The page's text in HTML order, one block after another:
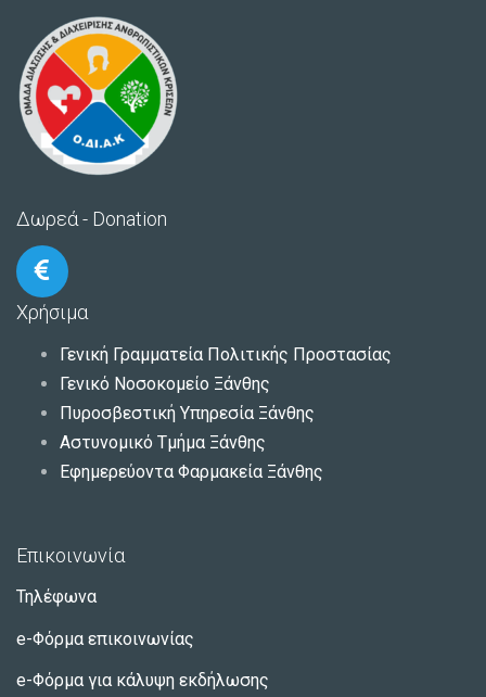
Δωρεά - Donation
Χρήσιμα
Γενική Γραμματεία Πολιτικής Προστασίας
Γενικό Νοσοκομείο Ξάνθης
Πυροσβεστική Υπηρεσία Ξάνθης
Αστυνομικό Τμήμα Ξάνθης
Εφημερεύοντα Φαρμακεία Ξάνθης
Επικοινωνία
Τηλέφωνα
e-Φόρμα επικοινωνίας
e-Φόρμα για κάλυψη εκδήλωσης